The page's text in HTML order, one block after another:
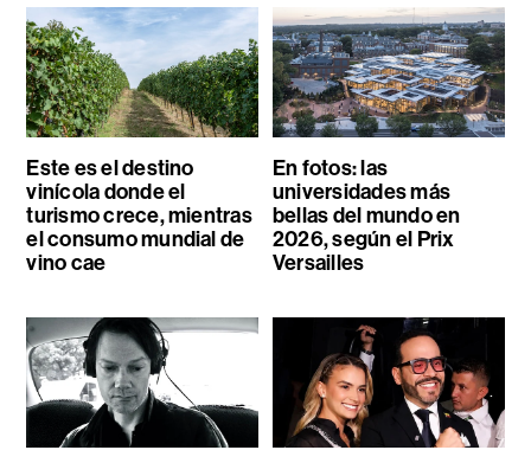
Este es el destino
vinícola donde el
turismo crece, mientras
el consumo mundial de
vino cae
En fotos: las
universidades más
bellas del mundo en
2026, según el Prix
Versailles